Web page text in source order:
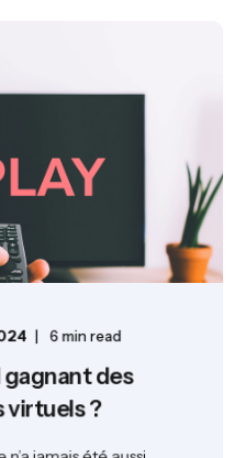
6 min read
gagnant des
virtuels ?